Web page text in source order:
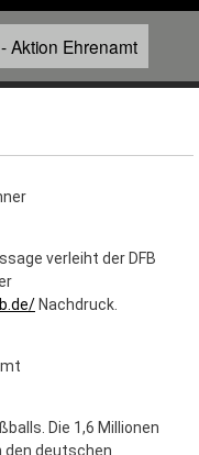
Aktion Ehrenamt
verleiht der DFB
Nachdruck.
Die 1,6 Millionen
den deutschen